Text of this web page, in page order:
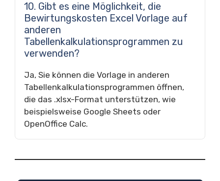
10. Gibt es eine Möglichkeit, die
Bewirtungskosten Excel Vorlage auf
anderen
Tabellenkalkulationsprogrammen zu
verwenden?
Ja, Sie können die Vorlage in anderen
Tabellenkalkulationsprogrammen öffnen,
die das .xlsx-Format unterstützen, wie
beispielsweise Google Sheets oder
OpenOffice Calc.